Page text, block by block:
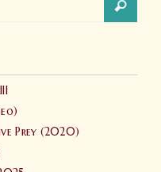
Prey (2020)